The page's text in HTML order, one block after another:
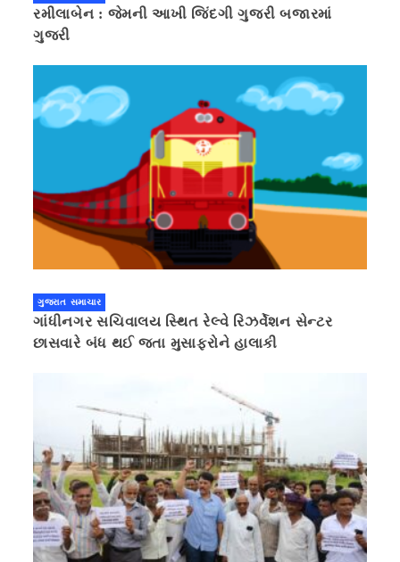
રમીલાબેન : જેમની આખી જિંદગી ગુજરી બજારમાં
ગુજરી
ગુજરાત સમાચાર
ગાંધીનગર સચિવાલય સ્થિત રેલ્વે રિઝર્વેશન સેન્ટર
છાસવારે બંધ થઈ જતા મુસાફરોને હાલાકી